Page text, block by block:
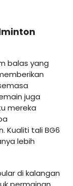
balas yang
juga
mereka
Kualiti tali BG6
lebih
di kalangan